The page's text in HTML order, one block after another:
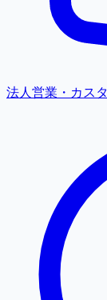
法人営業・カス